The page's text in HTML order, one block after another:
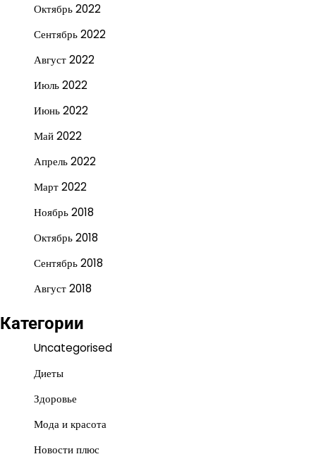
Октябрь 2022
Сентябрь 2022
Август 2022
Июль 2022
Июнь 2022
Май 2022
Апрель 2022
Март 2022
Ноябрь 2018
Октябрь 2018
Сентябрь 2018
Август 2018
Категории
Uncategorised
Диеты
Здоровье
Мода и красота
Новости плюс